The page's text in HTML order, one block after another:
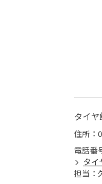
タイ
住所：
電話番
タイ
担当：